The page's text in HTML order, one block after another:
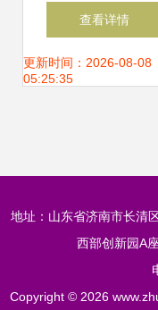
数控机床 鑫达机
厂品质与价格双
查看详情
更新时间：2026-08-08
05:25:35
地址：山东省济南市长清
西部创新园A
Copyright © 2026